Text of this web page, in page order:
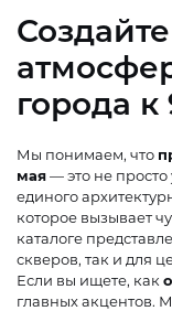
города к
Мы понимаем, что
мая— это не
единого
которое вызывает
каталоге
скверов, так и для
Если вы ищете, как
главных акцентов.